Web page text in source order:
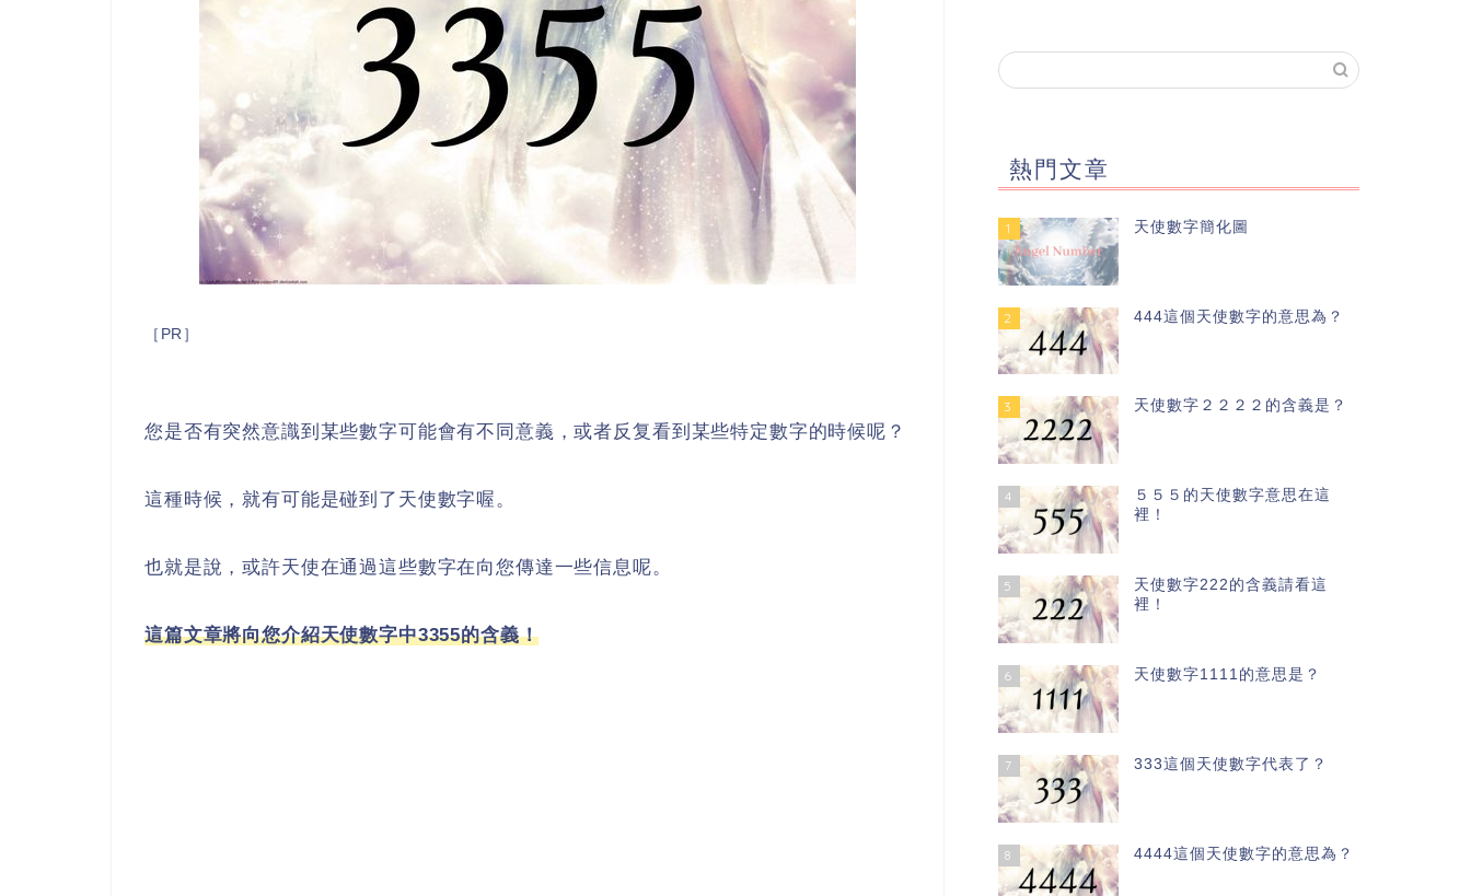
［PR］
您是否有突然意識到某些數字可能會有不同意義，或者反复看到某些特定數字的時候呢？
這種時候，就有可能是碰到了天使數字喔。
也就是說，或許天使在通過這些數字在向您傳達一些信息呢。
這篇文章將向您介紹天使數字中3355的含義！
熱門文章
1 天使數字簡化圖
2 444這個天使數字的意思為？
3 天使數字２２２２的含義是？
4
５５５的天使數字意思在這
裡！
5
天使數字222的含義請看這
裡！
6 天使數字1111的意思是？
7 333這個天使數字代表了？
8 4444這個天使數字的意思為？